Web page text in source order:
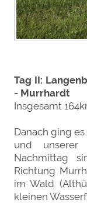
Tag II:
- Murrhardt
Insgesamt
Danach ging
und unserer
Nachmittag
Richtung
im Wald
kleinen